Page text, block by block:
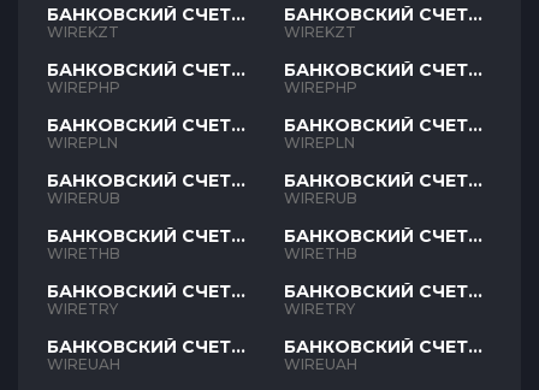
БАНКОВСКИЙ СЧЕТ
KZT
WIREKZT
БАНКОВСКИЙ СЧЕТ
PHP
WIREPHP
БАНКОВСКИЙ СЧЕТ
PLN
WIREPLN
БАНКОВСКИЙ СЧЕТ
RUB
WIRERUB
БАНКОВСКИЙ СЧЕТ
THB
WIRETHB
БАНКОВСКИЙ СЧЕТ
TRY
WIRETRY
БАНКОВСКИЙ СЧЕТ
UAH
WIREUAH
БАНКОВСКИЙ СЧЕТ
KZT
WIREKZT
БАНКОВСКИЙ СЧЕТ
PHP
WIREPHP
БАНКОВСКИЙ СЧЕТ
PLN
WIREPLN
БАНКОВСКИЙ СЧЕТ
RUB
WIRERUB
БАНКОВСКИЙ СЧЕТ
THB
WIRETHB
БАНКОВСКИЙ СЧЕТ
TRY
WIRETRY
БАНКОВСКИЙ СЧЕТ
UAH
WIREUAH